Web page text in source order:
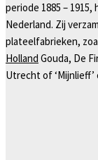
periode 1885 –
Nederland. Zij
plateelfabrieken,
Holland Gouda, De
Utrecht of